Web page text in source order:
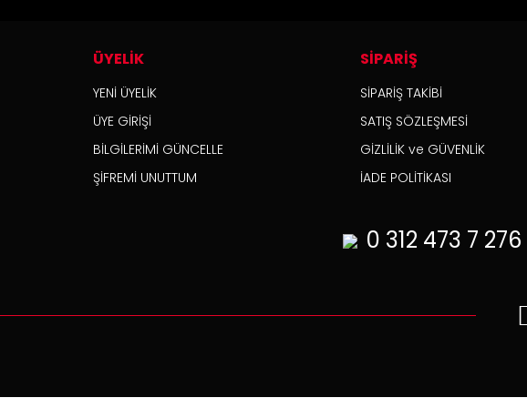
ÜYELİK
YENİ ÜYELİK
ÜYE GİRİŞİ
BİLGİLERİMİ GÜNCELLE
ŞİFREMİ UNUTTUM
SİPARİŞ
SİPARİŞ TAKİBİ
SATIŞ SÖZLEŞMESİ
GİZLİLİK ve GÜVENLİK
İADE POLİTİKASI
0 312 473 7 276